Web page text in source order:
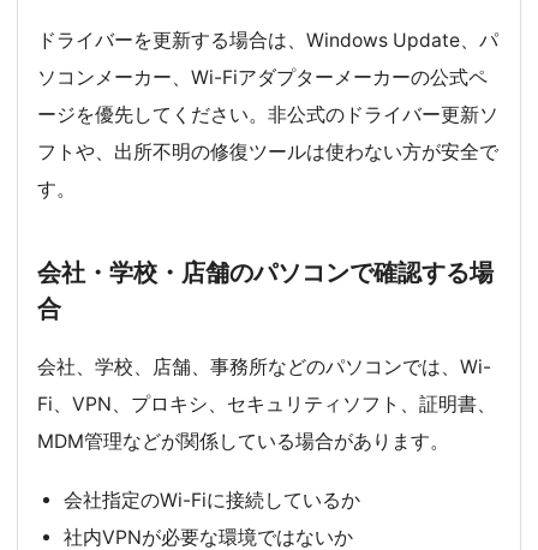
ドライバーを更新する場合は、Windows Update、パ
ソコンメーカー、Wi-Fiアダプターメーカーの公式ペ
ージを優先してください。非公式のドライバー更新ソ
フトや、出所不明の修復ツールは使わない方が安全で
す。
会社・学校・店舗のパソコンで確認する場
合
会社、学校、店舗、事務所などのパソコンでは、Wi-
Fi、VPN、プロキシ、セキュリティソフト、証明書、
MDM管理などが関係している場合があります。
会社指定のWi-Fiに接続しているか
社内VPNが必要な環境ではないか